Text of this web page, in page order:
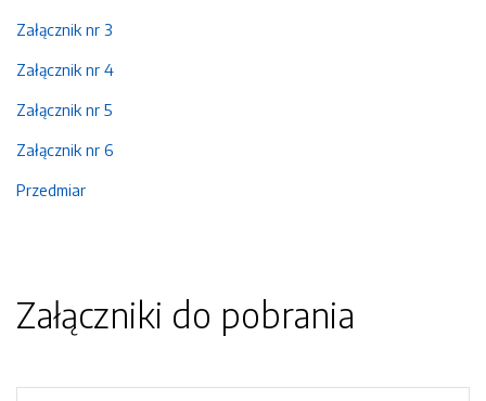
Załącznik nr 3
Załącznik nr 4
Załącznik nr 5
Załącznik nr 6
Przedmiar
Załączniki do pobrania